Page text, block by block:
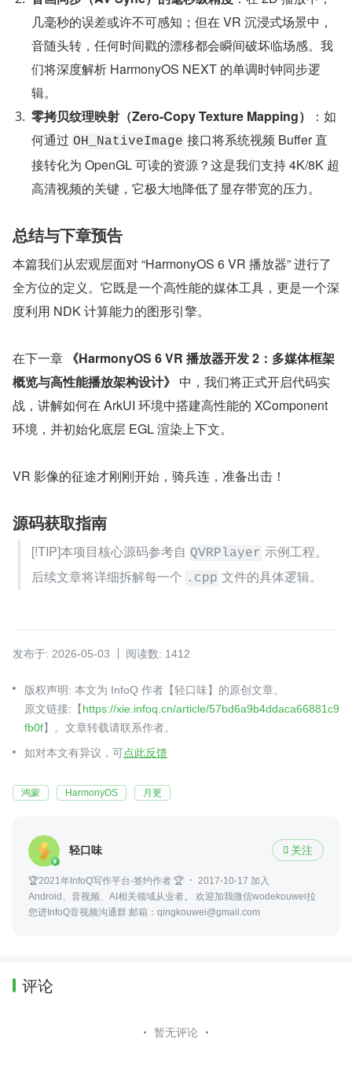
几毫秒的误差或许不可感知；但在 VR 沉浸式场景中，
音随头转，任何时间戳的漂移都会瞬间破坏临场感。我
们将深度解析 HarmonyOS NEXT 的单调时钟同步逻
辑。
零拷贝纹理映射（Zero-Copy Texture Mapping）
：如
何通过 OH_NativeImage 接口将系统视频 Buffer 直
接转化为 OpenGL 可读的资源？这是我们支持 4K/8K 超
高清视频的关键，它极大地降低了显存带宽的压力。
总结与下章预告
本篇我们从宏观层面对 “HarmonyOS 6 VR 播放器” 进行了
全方位的定义。它既是一个高性能的媒体工具，更是一个深
度利用 NDK 计算能力的图形引擎。
在下一章 《HarmonyOS 6 VR 播放器开发 2：多媒体框架
概览与高性能播放架构设计》 中，我们将正式开启代码实
战，讲解如何在 ArkUI 环境中搭建高性能的 XComponent
环境，并初始化底层 EGL 渲染上下文。
VR 影像的征途才刚刚开始，骑兵连，准备出击！
源码获取指南
[!TIP]本项目核心源码参考自 QVRPlayer 示例工程。
后续文章将详细拆解每一个 .cpp 文件的具体逻辑。
发布于: 2026-05-03 阅读数: 1412
版权声明: 本文为 InfoQ 作者【轻口味】的原创文章。
原文链接:【https://xie.infoq.cn/article/57bd6a9b4ddaca66881c9
fb0f】。文章转载请联系作者。
如对本文有异议，可点此反馈
鸿蒙 HarmonyOS 月更
轻口味  关注
🏆2021年InfoQ写作平台-签约作者 🏆
2017-10-17 加入
Android、音视频、AI相关领域从业者。 欢迎加我微信wodekouwei拉
您进InfoQ音视频沟通群 邮箱：qingkouwei@gmail.com
评论
暂无评论